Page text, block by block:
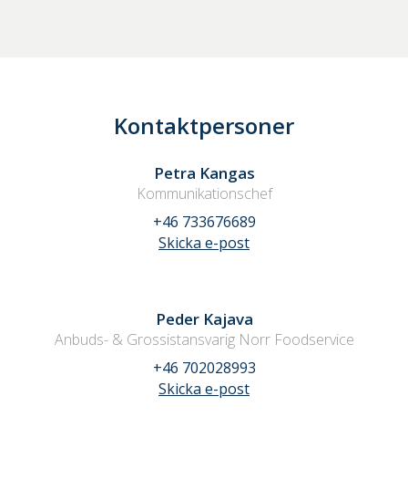
Kontaktpersoner
Petra Kangas
Kommunikationschef
+46 733676689
Skicka e-post
Peder Kajava
Anbuds- & Grossistansvarig Norr Foodservice
+46 702028993
Skicka e-post